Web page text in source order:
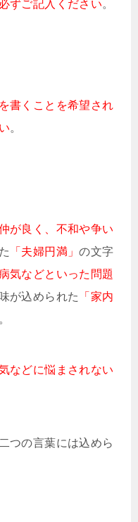
ずご記入ください。
書くことを希望され
。
仲が良く、不和や争い
「夫婦円満」の文字
気などといった問題
が込められた
「家内
などに悩まされない
つの言葉には込めら